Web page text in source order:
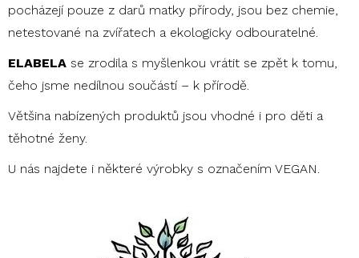
pocházejí pouze z darů matky přírody, jsou bez chemie,
netestované na zvířatech a ekologicky odbouratelné.
ELABELA se zrodila s myšlenkou vrátit se zpět k tomu,
čeho jsme nedílnou součástí – k přírodě.
Většina nabízených produktů jsou vhodné i pro děti a
těhotné ženy.
U nás najdete i některé výrobky s označením VEGAN.